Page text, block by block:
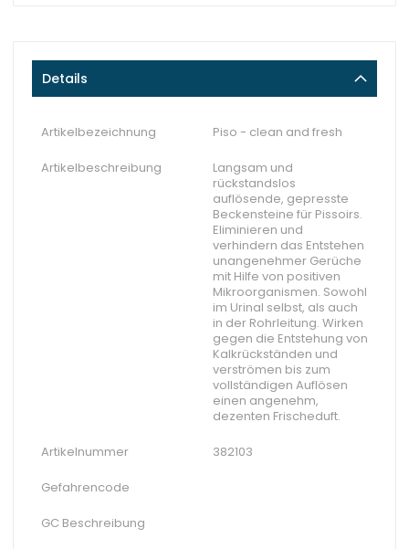
Details
Artikelbezeichnung Piso - clean and fresh
Artikelbeschreibung
Langsam und
rückstandslos
auflösende, gepresste
Beckensteine für Pissoirs.
Eliminieren und
verhindern das Entstehen
unangenehmer Gerüche
mit Hilfe von positiven
Mikroorganismen. Sowohl
im Urinal selbst, als auch
in der Rohrleitung. Wirken
gegen die Entstehung von
Kalkrückständen und
verströmen bis zum
vollständigen Auflösen
einen angenehm,
dezenten Frischeduft.
Artikelnummer 382103
Gefahrencode
GC Beschreibung